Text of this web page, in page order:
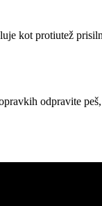
kot protiutež
odpravite